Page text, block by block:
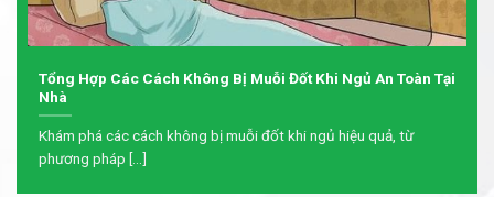
Tổng Hợp Các Cách Không Bị Muỗi Đốt Khi Ngủ An Toàn Tại
Nhà
Khám phá các cách không bị muỗi đốt khi ngủ hiệu quả, từ
phương pháp [...]